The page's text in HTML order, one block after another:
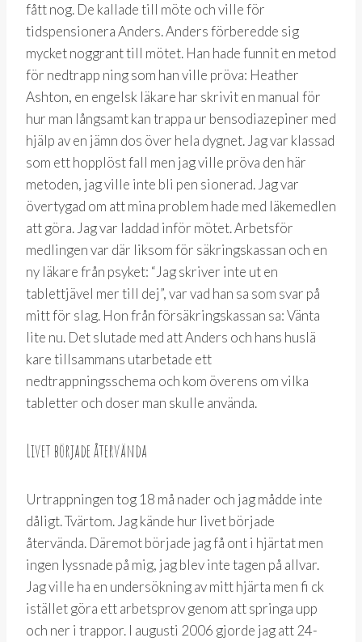
fått nog. De kallade till möte och ville för
tidspensionera Anders. Anders förberedde sig
mycket noggrant till mötet. Han hade funnit en metod
för nedtrapp ning som han ville pröva: Heather
Ashton, en engelsk läkare har skrivit en manual för
hur man långsamt kan trappa ur bensodiazepiner med
hjälp av en jämn dos över hela dygnet. Jag var klassad
som ett hopplöst fall men jag ville pröva den här
metoden, jag ville inte bli pen sionerad. Jag var
övertygad om att mina problem hade med läkemedlen
att göra. Jag var laddad inför mötet. Arbetsför
medlingen var där liksom för säkringskassan och en
ny läkare från psyket: “Jag skriver inte ut en
tablettjävel mer till dej”, var vad han sa som svar på
mitt för slag. Hon från försäkringskassan sa: Vänta
lite nu. Det slutade med att Anders och hans huslä
kare tillsammans utarbetade ett
nedtrappningsschema och kom överens om vilka
tabletter och doser man skulle använda.
Livet började återvända
Urtrappningen tog 18 må nader och jag mådde inte
dåligt. Tvärtom. Jag kände hur livet började
återvända. Däremot började jag få ont i hjärtat men
ingen lyssnade på mig, jag blev inte tagen på allvar.
Jag ville ha en undersökning av mitt hjärta men fi ck
istället göra ett arbetsprov genom att springa upp
och ner i trappor. I augusti 2006 gjorde jag att 24-